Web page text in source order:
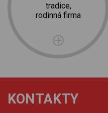
tradice,
rodinná firma
KONTAKTY